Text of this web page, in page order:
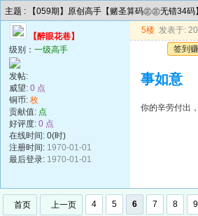
主题 : 【059期】原创高手【赌圣算码㊣㊣无错34码
【醉眼花巷】
级别： 一级高手
发帖:
威望: 0 点
铜币: 枚
贡献值: 点
好评度: 0 点
在线时间: 0(时)
注册时间: 1970-01-01
最后登录: 1970-01-01
5楼 发表于:
签到
事如意
你的辛劳付出
首页 上一页 4 5 6 7 8 9